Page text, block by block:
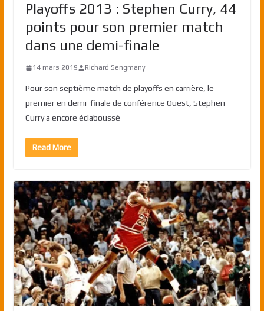
Playoffs 2013 : Stephen Curry, 44
points pour son premier match
dans une demi-finale
14 mars 2019 Richard Sengmany
Pour son septième match de playoffs en carrière, le
premier en demi-finale de conférence Ouest, Stephen
Curry a encore éclaboussé
Read More